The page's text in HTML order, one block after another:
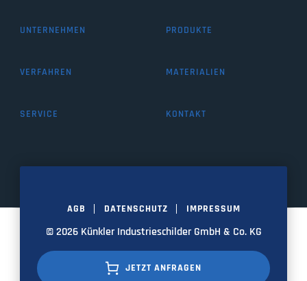
UNTERNEHMEN PRODUKTE
VERFAHREN MATERIALIEN
SERVICE KONTAKT
AGB DATENSCHUTZ IMPRESSUM
© 2026 Künkler Industrieschilder GmbH & Co. KG
JETZT ANFRAGEN